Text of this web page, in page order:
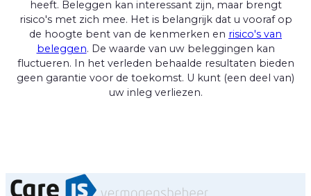
heeft. Beleggen kan interessant zijn, maar brengt
risico's met zich mee. Het is belangrijk dat u vooraf op
de hoogte bent van de kenmerken en risico's van
beleggen. De waarde van uw beleggingen kan
fluctueren. In het verleden behaalde resultaten bieden
geen garantie voor de toekomst. U kunt (een deel van)
uw inleg verliezen.